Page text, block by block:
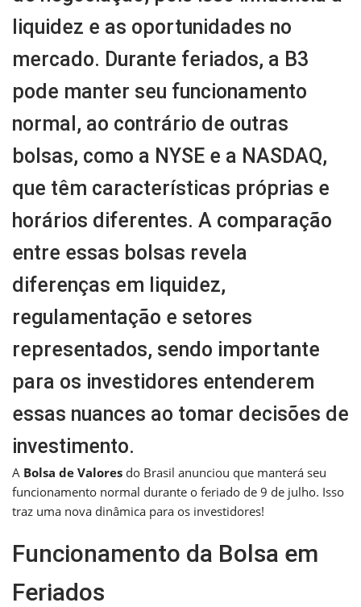
liquidez e as oportunidades no
mercado. Durante feriados, a B3
pode manter seu funcionamento
normal, ao contrário de outras
bolsas, como a NYSE e a NASDAQ,
que têm características próprias e
horários diferentes. A comparação
entre essas bolsas revela
diferenças em liquidez,
regulamentação e setores
representados, sendo importante
para os investidores entenderem
essas nuances ao tomar decisões de
investimento.
A Bolsa de Valores do Brasil anunciou que manterá seu
funcionamento normal durante o feriado de 9 de julho. Isso
traz uma nova dinâmica para os investidores!
Funcionamento da Bolsa em
Feriados